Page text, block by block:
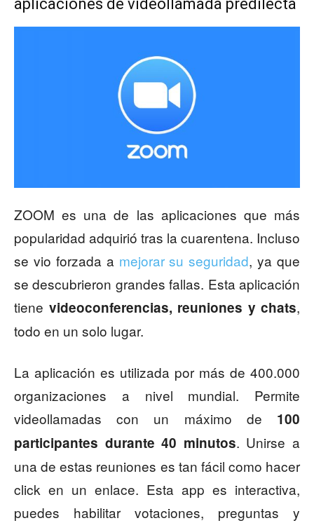
aplicaciones de videollamada predilecta
ZOOM es una de las aplicaciones que más
popularidad adquirió tras la cuarentena. Incluso
se vio forzada a mejorar su seguridad, ya que
se descubrieron grandes fallas. Esta aplicación
tiene videoconferencias, reuniones y chats,
todo en un solo lugar.
La aplicación es utilizada por más de 400.000
organizaciones a nivel mundial. Permite
videollamadas con un máximo de 100
participantes durante 40 minutos. Unirse a
una de estas reuniones es tan fácil como hacer
click en un enlace. Esta app es interactiva,
puedes habilitar votaciones, preguntas y